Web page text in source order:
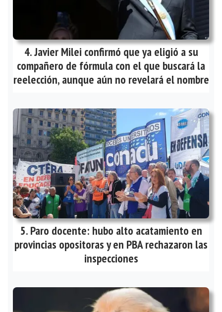
Javier Milei confirmó que ya eligió a su
compañero de fórmula con el que buscará la
reelección, aunque aún no revelará el nombre
Paro docente: hubo alto acatamiento en
provincias opositoras y en PBA rechazaron las
inspecciones